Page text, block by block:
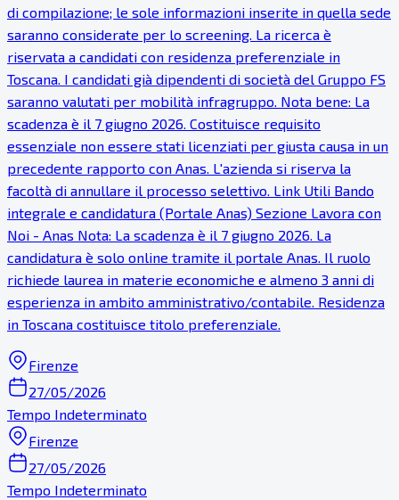
di compilazione; le sole informazioni inserite in quella sede
saranno considerate per lo screening. La ricerca è
riservata a candidati con residenza preferenziale in
Toscana. I candidati già dipendenti di società del Gruppo FS
saranno valutati per mobilità infragruppo. Nota bene: La
scadenza è il 7 giugno 2026. Costituisce requisito
essenziale non essere stati licenziati per giusta causa in un
precedente rapporto con Anas. L'azienda si riserva la
facoltà di annullare il processo selettivo. Link Utili Bando
integrale e candidatura (Portale Anas) Sezione Lavora con
Noi - Anas Nota: La scadenza è il 7 giugno 2026. La
candidatura è solo online tramite il portale Anas. Il ruolo
richiede laurea in materie economiche e almeno 3 anni di
esperienza in ambito amministrativo/contabile. Residenza
in Toscana costituisce titolo preferenziale.
Firenze
27/05/2026
Tempo Indeterminato
Firenze
27/05/2026
Tempo Indeterminato